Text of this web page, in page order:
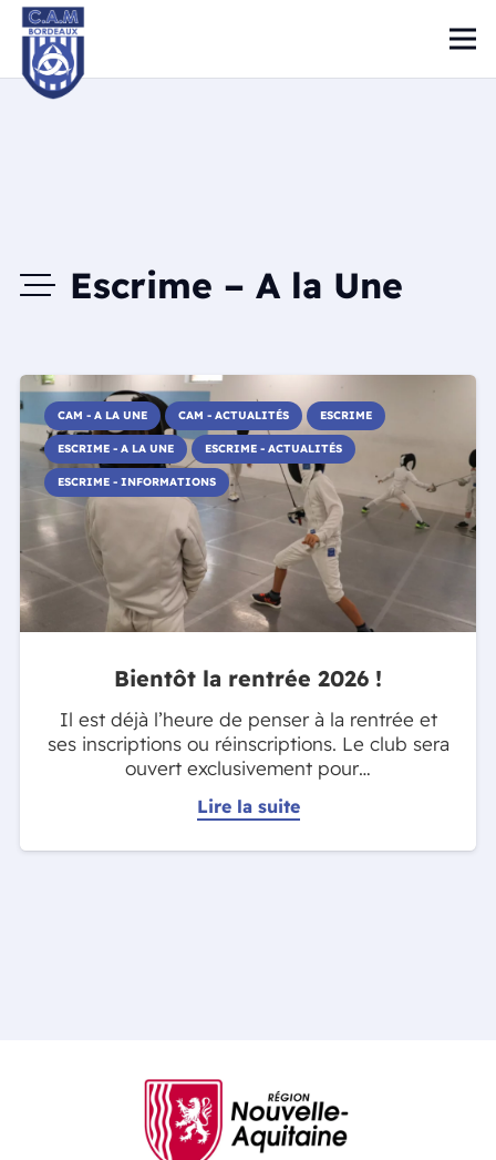
Escrime – A la Une
CAM - A LA UNE CAM - ACTUALITÉS ESCRIME
ESCRIME - A LA UNE ESCRIME - ACTUALITÉS
ESCRIME - INFORMATIONS
Bientôt la rentrée 2026 !
Il est déjà l’heure de penser à la rentrée et
ses inscriptions ou réinscriptions. Le club sera
ouvert exclusivement pour…
Lire la suite